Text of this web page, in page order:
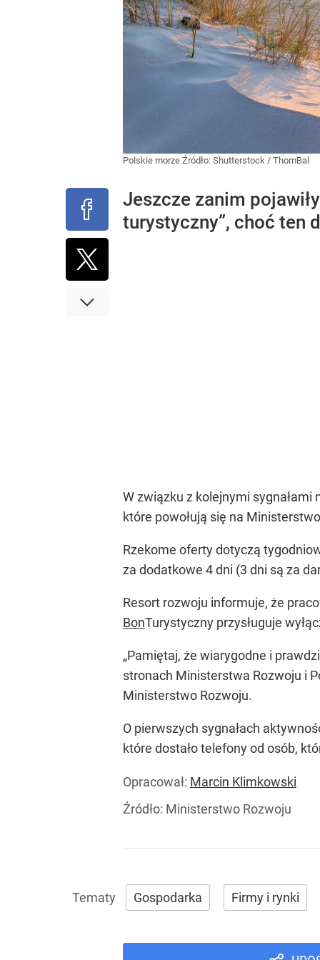
Polskie morze Źródło: Shutterstock / ThomBal
Jeszcze zanim
turystyczny”, choć ten
W związku z kolejnymi
które powołują się na
Rzekome oferty dotyczą
za dodatkowe 4 dni (3 dni są za
Resort rozwoju informuje, że
BonTurystyczny przysługuje
„Pamiętaj, że wiarygodne i
stronach Ministerstwa Rozwoju i
Ministerstwo Rozwoju.
O pierwszych sygnałach
które dostało telefony od osób,
Opracował: Marcin Klimkowski
Źródło: Ministerstwo Rozwoju
Gospodarka Firmy i rynki